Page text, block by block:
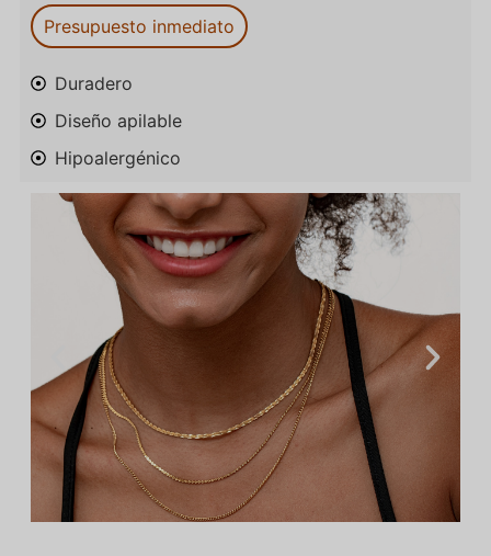
Presupuesto inmediato
Duradero
Diseño apilable
Hipoalergénico